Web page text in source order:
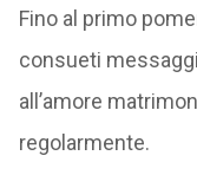
Fino al primo
consueti
all’amore
regolarmente.